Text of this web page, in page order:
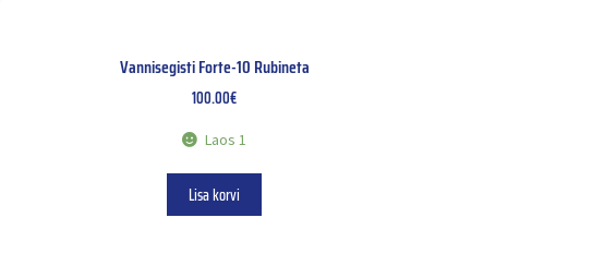
Vannisegisti Forte-10 Rubineta
100.00€
Laos 1
Lisa korvi